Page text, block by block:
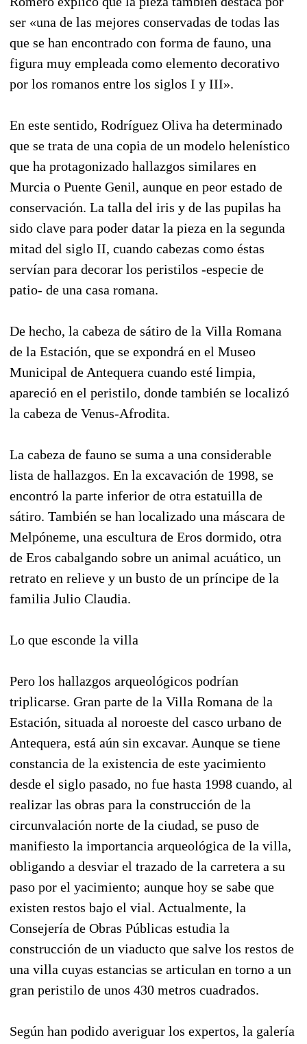
ser «una de las mejores conservadas de todas las
que se han encontrado con forma de fauno, una
figura muy empleada como elemento decorativo
por los romanos entre los siglos I y III».
En este sentido, Rodríguez Oliva ha determinado
que se trata de una copia de un modelo helenístico
que ha protagonizado hallazgos similares en
Murcia o Puente Genil, aunque en peor estado de
conservación. La talla del iris y de las pupilas ha
sido clave para poder datar la pieza en la segunda
mitad del siglo II, cuando cabezas como éstas
servían para decorar los peristilos -especie de
patio- de una casa romana.
De hecho, la cabeza de sátiro de la Villa Romana
de la Estación, que se expondrá en el Museo
Municipal de Antequera cuando esté limpia,
apareció en el peristilo, donde también se localizó
la cabeza de Venus-Afrodita.
La cabeza de fauno se suma a una considerable
lista de hallazgos. En la excavación de 1998, se
encontró la parte inferior de otra estatuilla de
sátiro. También se han localizado una máscara de
Melpóneme, una escultura de Eros dormido, otra
de Eros cabalgando sobre un animal acuático, un
retrato en relieve y un busto de un príncipe de la
familia Julio Claudia.
Lo que esconde la villa
Pero los hallazgos arqueológicos podrían
triplicarse. Gran parte de la Villa Romana de la
Estación, situada al noroeste del casco urbano de
Antequera, está aún sin excavar. Aunque se tiene
constancia de la existencia de este yacimiento
desde el siglo pasado, no fue hasta 1998 cuando, al
realizar las obras para la construcción de la
circunvalación norte de la ciudad, se puso de
manifiesto la importancia arqueológica de la villa,
obligando a desviar el trazado de la carretera a su
paso por el yacimiento; aunque hoy se sabe que
existen restos bajo el vial. Actualmente, la
Consejería de Obras Públicas estudia la
construcción de un viaducto que salve los restos de
una villa cuyas estancias se articulan en torno a un
gran peristilo de unos 430 metros cuadrados.
Según han podido averiguar los expertos, la galería